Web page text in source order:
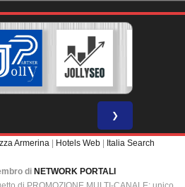
❯
Armerina | Hotels Web | Italia Search
di NETWORK PORTALI